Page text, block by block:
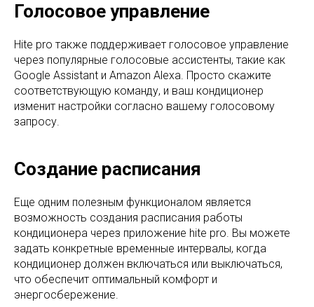
Голосовое управление
Hite pro также поддерживает голосовое управление
через популярные голосовые ассистенты, такие как
Google Assistant и Amazon Alexa. Просто скажите
соответствующую команду, и ваш кондиционер
изменит настройки согласно вашему голосовому
запросу.
Создание расписания
Еще одним полезным функционалом является
возможность создания расписания работы
кондиционера через приложение hite pro. Вы можете
задать конкретные временные интервалы, когда
кондиционер должен включаться или выключаться,
что обеспечит оптимальный комфорт и
энергосбережение.